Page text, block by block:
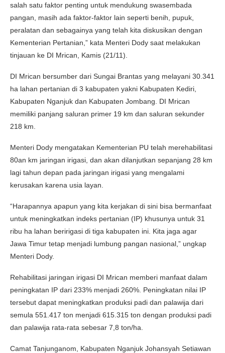
salah satu faktor penting untuk mendukung swasembada
pangan, masih ada faktor-faktor lain seperti benih, pupuk,
peralatan dan sebagainya yang telah kita diskusikan dengan
Kementerian Pertanian,” kata Menteri Dody saat melakukan
tinjauan ke DI Mrican, Kamis (21/11).
DI Mrican bersumber dari Sungai Brantas yang melayani 30.341
ha lahan pertanian di 3 kabupaten yakni Kabupaten Kediri,
Kabupaten Nganjuk dan Kabupaten Jombang. DI Mrican
memiliki panjang saluran primer 19 km dan saluran sekunder
218 km.
Menteri Dody mengatakan Kementerian PU telah merehabilitasi
80an km jaringan irigasi, dan akan dilanjutkan sepanjang 28 km
lagi tahun depan pada jaringan irigasi yang mengalami
kerusakan karena usia layan.
“Harapannya apapun yang kita kerjakan di sini bisa bermanfaat
untuk meningkatkan indeks pertanian (IP) khusunya untuk 31
ribu ha lahan beririgasi di tiga kabupaten ini. Kita jaga agar
Jawa Timur tetap menjadi lumbung pangan nasional,” ungkap
Menteri Dody.
Rehabilitasi jaringan irigasi DI Mrican memberi manfaat dalam
peningkatan IP dari 233% menjadi 260%. Peningkatan nilai IP
tersebut dapat meningkatkan produksi padi dan palawija dari
semula 551.417 ton menjadi 615.315 ton dengan produksi padi
dan palawija rata-rata sebesar 7,8 ton/ha.
Camat Tanjunganom, Kabupaten Nganjuk Johansyah Setiawan